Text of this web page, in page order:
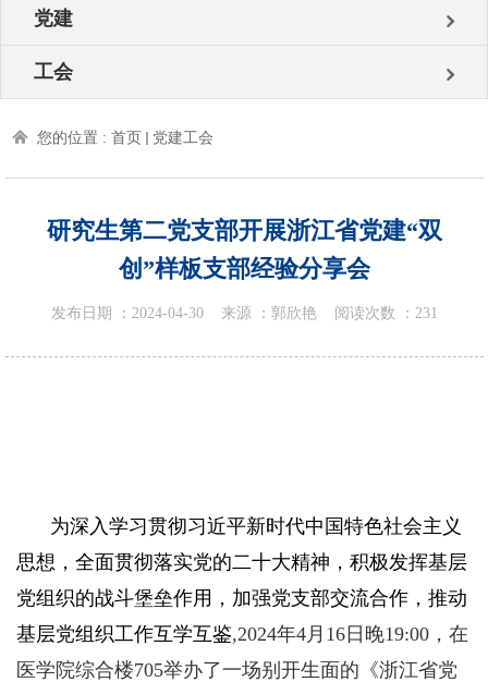
党建
工会
您的位置 : 首页 党建工会
研究生第二党支部开展浙江省党建“双
创”样板支部经验分享会
发布日期 ： 2024-04-30来源 ： 郭欣艳阅读次数 ： 231
为深入学习贯彻习近平新时代中国特色社会主义
思想，全面贯彻落实党的二十大精神，积极发挥基层
党组织的战斗堡垒作用，加强党支部交流合作，推动
基层党组织工作互学互鉴,2024年4月 16日晚19:00，在
医学院综合楼705举办了一场别开生面的《浙江省党